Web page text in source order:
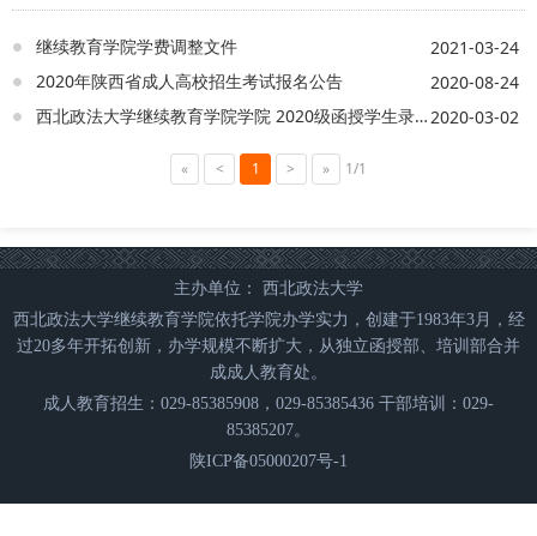
继续教育学院学费调整文件
2021-03-24
2020年陕西省成人高校招生考试报名公告
2020-08-24
西北政法大学继续教育学院学院 2020级函授学生录取名单2020-03-02
« < 1 > » 1/1
主办单位： 西北政法大学
西北政法大学继续教育学院依托学院办学实力，创建于1983年3月，经
过20多年开拓创新，办学规模不断扩大，从独立函授部、培训部合并
成成人教育处。
成人教育招生：029-85385908，029-85385436 干部培训：029-
85385207。
陕ICP备05000207号-1